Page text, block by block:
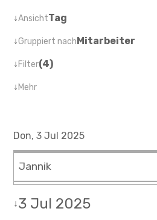
↓AnsichtTag
↓Gruppiert nachMitarbeiter
↓Filter(4)
↓Mehr
Don, 3 Jul 2025
Jannik
↓3 Jul 2025